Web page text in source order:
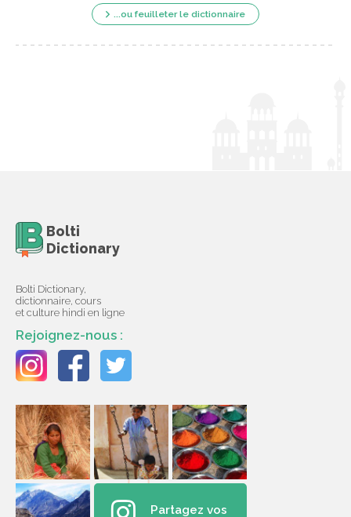
...ou feuilleter le dictionnaire
Bolti
Dictionary
Bolti Dictionary,
dictionnaire, cours
et culture hindi en ligne
Rejoignez-nous :
Partagez vos